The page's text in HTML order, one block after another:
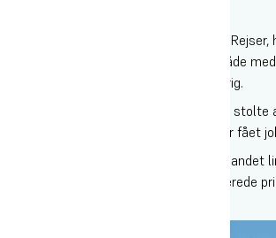
Vi har et tæt samarbejde med Højmark Rejser,
kvalificeret skiinstruktør kan arbejde både
og gæster fra den lokale skiskole i Østrig.
Vi kalder det ikke jobgaranti – men vi er stolte
ønsket at arbejde som skiinstruktør, har fået
Vælger du Skiinstruktør + job, har du et andet
oktober, mens jobsøgningen starter allerede